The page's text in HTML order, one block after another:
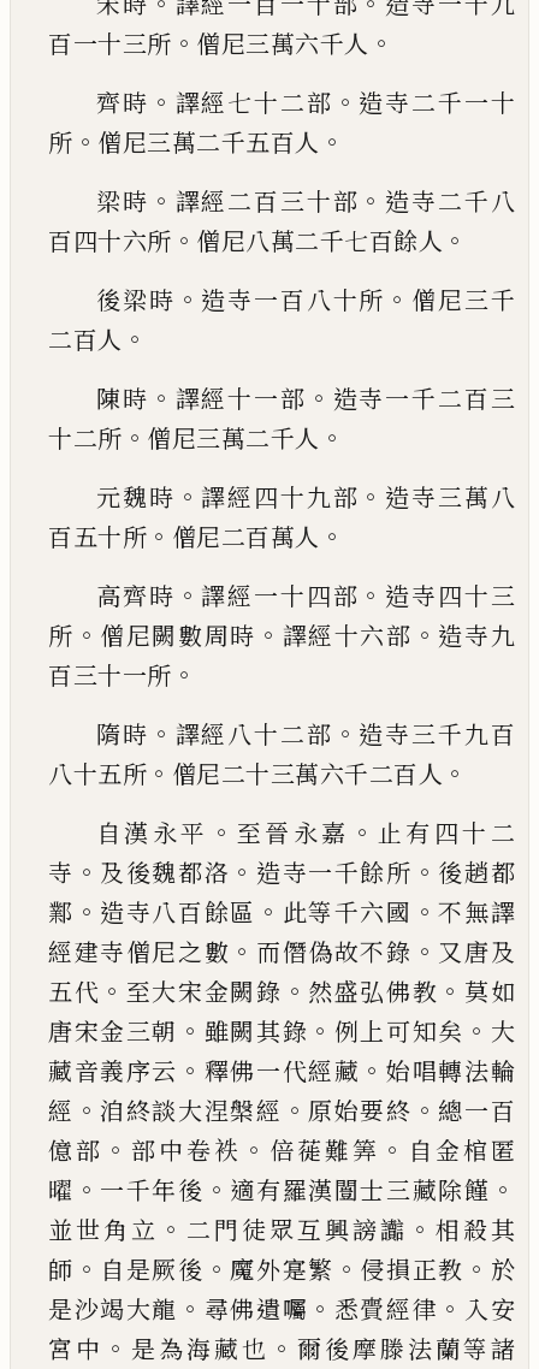
百一十三所 。 僧尼三萬六千人 。
齊時 。 譯經七十二部 。 造寺二千一十
所 。 僧尼三萬二千五百人 。
梁時 。 譯經二百三十部 。 造寺二千八
百四十六所 。 僧尼八萬二千七百餘人 。
後梁時 。 造寺一百八十所 。 僧尼三千
二百人 。
陳時 。 譯經十一部 。 造寺一千二百三
十二所 。 僧尼三萬二千人 。
元魏時 。 譯經四十九部 。 造寺三萬八
百五十所 。 僧尼二百萬人 。
高齊時 。 譯經一十四部 。 造寺四十三
所 。 僧尼闕數周時 。 譯經十六部 。 造寺九
百三十一所 。
隋時 。 譯經八十二部 。 造寺三千九百
八十五所 。 僧尼二十三萬六千二百人 。
自漢永平 。 至晉永嘉 。 止有四十二
寺 。 及後魏都洛 。 造寺一千餘所 。 後趙都
鄴 。 造寺八百餘區 。 此等千六國 。不無譯
經建寺僧尼之數 。 而僭偽故不錄 。 又唐及
五代 。 至大宋金闕錄 。 然盛弘佛教 。 莫如
唐宋金三朝 。 雖闕其錄 。 例上可知矣 。 大
藏音義序云 。 釋佛一代經藏 。始唱轉法輪
經 。 洎終談大涅槃經 。 原始要終 。 總一百
億部 。 部中卷袟 。 倍蓰難筭 。 自金棺匿
曜 。 一千年後 。 適有羅漢闓士三藏除饉 。
並世角 立 。 二門徒眾互興謗讟 。 相殺其
師 。 自是厥後 。 魔外寔繁 。 侵損正教 。 於
是沙竭大龍 。 尋佛遺囑 。 悉賷經律 。 入安
宮中 。 是為海藏也 。 爾後摩滕法蘭等諸